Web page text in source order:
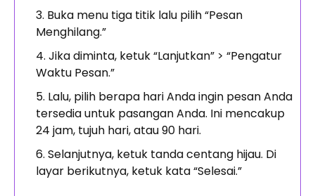
Buka menu tiga titik lalu pilih “Pesan
Menghilang.”
Jika diminta, ketuk “Lanjutkan” > “Pengatur
Waktu Pesan.”
Lalu, pilih berapa hari Anda ingin pesan Anda
tersedia untuk pasangan Anda. Ini mencakup
24 jam, tujuh hari, atau 90 hari.
Selanjutnya, ketuk tanda centang hijau. Di
layar berikutnya, ketuk kata “Selesai.”